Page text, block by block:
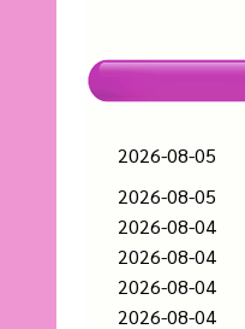
2026-08-05
2026-08-05
2026-08-04
2026-08-04
2026-08-04
2026-08-04